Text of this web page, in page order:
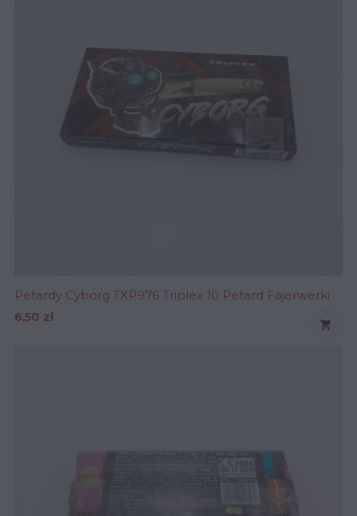
Petardy Cyborg TXP976 Triplex 10 Petard Fajerwerki
Cena
6,50 zł
